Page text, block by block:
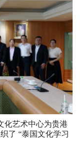
化艺术中心为贵港
了 “泰国文化学习